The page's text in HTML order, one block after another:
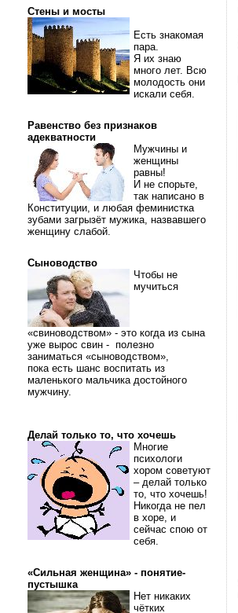
Стены и мосты
Есть знакомая
пара.
Я их знаю
много лет. Всю
молодость они
искали себя.
Равенство без признаков
адекватности
Мужчины и
женщины
равны!
И не спорьте,
так написано в
Конституции, и любая феминистка
зубами загрызёт мужика, назвавшего
женщину слабой.
Сыноводство
Чтобы не
мучиться
«свиноводством» - это когда из сына
уже вырос свин - полезно
заниматься «сыноводством»,
пока есть шанс воспитать из
маленького мальчика достойного
мужчину.
Делай только то, что хочешь
Многие
психологи
хором советуют
– делай только
то, что хочешь!
Никогда не пел
в хоре, и
сейчас спою от
себя.
«Сильная женщина» - понятие-
пустышка
Нет никаких
чётких